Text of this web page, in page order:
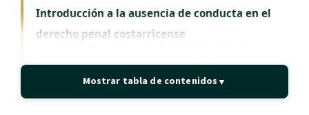
Introducción a la ausencia de conducta en el
derecho penal costarricense
Marco teórico-conceptual de la conducta
Mostrar tabla de contenidos▼